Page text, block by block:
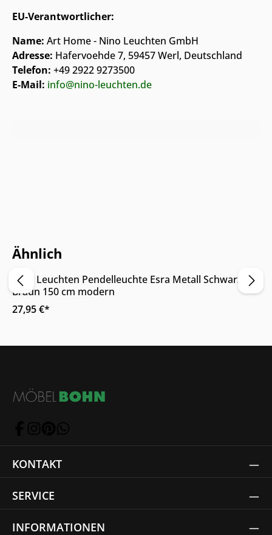
EU-Verantwortlicher:
Name: Art Home - Nino Leuchten GmbH
Adresse: Hafervoehde 7, 59457 Werl, Deutschland
Telefon: +49 2922 9273500
E-Mail: info@nino-leuchten.de
Ähnlich
Nur Online erhältlich
Nino Leuchten Pendelleuchte Esra Metall Schwarz
Braun 150 cm modern
27,95 €*
KONTAKT
SERVICE
INFORMATIONEN